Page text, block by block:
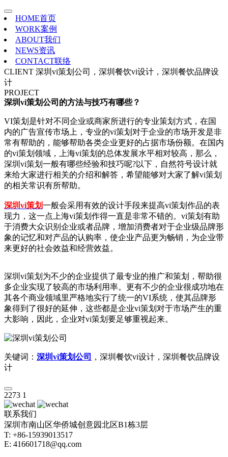
HOME首页
WORK案例
ABOUT我们
NEWS资讯
CONTACT联络
CLIENT 深圳vi策划公司，深圳餐饮vi设计，深圳餐饮品牌设
计
PROJECT
深圳vi策划公司的方法与技巧有哪些？
VI策划是针对不同企业或商家所进行的专业策划方式，在国
内的广告宣传市场上，专业的vi策划对于企业的市场开发是非
常有帮助的，能够帮助各类企业更好的占据市场份额。在国内
的vi策划领域，上海vi策划的总体发展水平相对较高，那么，
深圳vi策划一般有哪些经验和技巧呢?以下，自然符号设计就
来给大家进行相关的介绍和解答，希望能够对大家了解vi策划
的相关常识有所帮助。
深圳vi策划一般会采用有效的设计手段来提高vi策划作品的表
现力，这一点上海vi策划作得一直是非常不错的。vi策划有助
于消费大众识别企业或者品牌，增加消费者对于企业级品牌形
象的记忆和对产品的认购率，使企业产品更为畅销，为企业带
来更好的社会效益和经营效益。
深圳vi策划为不少的企业提供了最专业的推广和策划，帮助很
多企业实现了较高的市场利用率。更有不少的企业很成功地在
其各个商业领域里严格地实行了统一的VI系统，使其品牌形
象得到了很好的延伸，这些都是企业vi策划对于市场产生的重
大影响，因此，企业对vi策划要足够重视起来。
关键词： 深圳vi策划公司
，深圳餐饮vi设计，深圳餐饮品牌设
计
2273 1
联系我们
深圳市南山区华侨城创意园北区B1栋3层
T: +86-15939013517
E: 416601718@qq.com